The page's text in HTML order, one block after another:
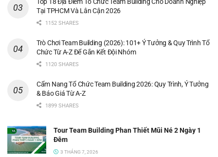
Tại TPHCM Và Lân Cận 2026
1152 SHARES
Trò Chơi Team Building (2026): 101+ Ý Tưởng & Quy Trình Tổ
Chức Từ A-Z Để Gắn Kết Đội Nhóm
1120 SHARES
Cẩm Nang Tổ Chức Team Building 2026: Quy Trình, Ý Tưởng
& Báo Giá Từ A-Z
1899 SHARES
Tour Team Building Phan Thiết Mũi Né 2 Ngày 1
Đêm
3 THÁNG 7, 2026